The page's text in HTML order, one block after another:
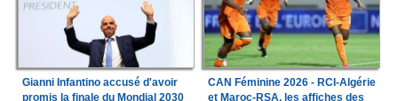
Gianni Infantino accusé d'avoir
promis la finale du Mondial 2030
CAN Féminine 2026 - RCI-Algérie
et Maroc-RSA, les affiches des